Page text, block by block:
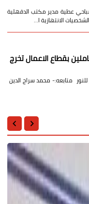
عطية مدير مكتب الدقهلية
الانتهازية ا…
بقطاع الاعمال تخرج
للنور متابعه:- محمد سراج الدين